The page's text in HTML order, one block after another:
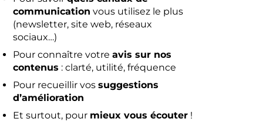
communication vous utilisez le plus
(newsletter, site web, réseaux
sociaux…)
Pour connaître votre avis sur nos
contenus : clarté, utilité, fréquence
Pour recueillir vos suggestions
d’amélioration
Et surtout, pour mieux vous écouter !